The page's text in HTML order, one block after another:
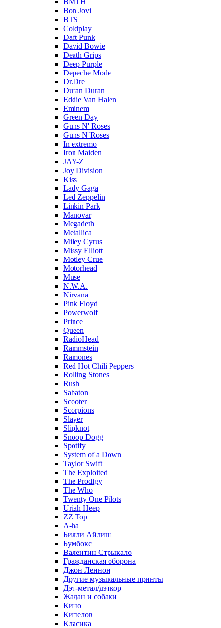
BMTH
Bon Jovi
BTS
Coldplay
Daft Punk
David Bowie
Death Grips
Deep Purple
Depeche Mode
Dr.Dre
Duran Duran
Eddie Van Halen
Eminem
Green Day
Guns N' Roses
Guns N`Roses
In extremo
Iron Maiden
JAY-Z
Joy Division
Kiss
Lady Gaga
Led Zeppelin
Linkin Park
Manovar
Megadeth
Metallica
Miley Cyrus
Missy Elliott
Motley Crue
Motorhead
Muse
N.W.A.
Nirvana
Pink Floyd
Powerwolf
Prince
Queen
RadioHead
Rammstein
Ramones
Red Hot Chili Peppers
Rolling Stones
Rush
Sabaton
Scooter
Scorpions
Slayer
Slipknot
Snoop Dogg
Spotify
System of a Down
Taylor Swift
The Exploited
The Prodigy
The Who
Twenty One Pilots
Uriah Heep
ZZ Top
А-ha
Билли Айлиш
Бумбокс
Валентин Стрыкало
Гражданская оборона
Джон Леннон
Другие музыкальные принты
Дэт-метал/дэткор
Жадан и собаки
Кино
Кипелов
Класика